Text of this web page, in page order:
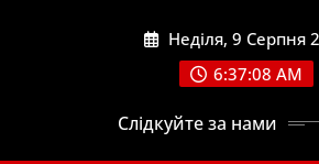
Неділя, 9 Серпня
6:37:09 AM
Слідкуйте за нами